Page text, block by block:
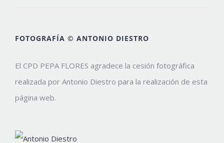
FOTOGRAFÍA © ANTONIO DIESTRO
El CPD PEPA FLORES agradece la cesión fotográfica
realizada por Antonio Diestro para la realización de esta
página web.